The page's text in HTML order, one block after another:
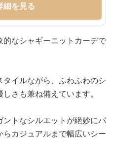
細を見る
なシャギーニットカーデで
イルながら、ふわふわのシ
さも兼ね備えています。
トなシルエットが絶妙にバ
カジュアルまで幅広いシー